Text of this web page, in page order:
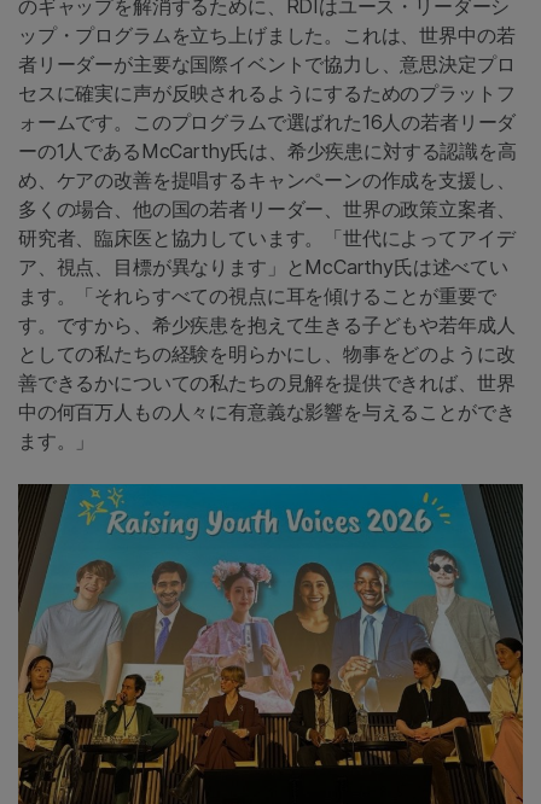
のギャップを解消するために、RDIはユース・リーダーシ
ップ・プログラムを立ち上げました。これは、世界中の若
者リーダーが主要な国際イベントで協力し、意思決定プロ
セスに確実に声が反映されるようにするためのプラットフ
ォームです。このプログラムで選ばれた16人の若者リーダ
ーの1人であるMcCarthy氏は、希少疾患に対する認識を高
め、ケアの改善を提唱するキャンペーンの作成を支援し、
多くの場合、他の国の若者リーダー、世界の政策立案者、
研究者、臨床医と協力しています。「世代によってアイデ
ア、視点、目標が異なります」とMcCarthy氏は述べてい
ます。「それらすべての視点に耳を傾けることが重要で
す。ですから、希少疾患を抱えて生きる子どもや若年成人
としての私たちの経験を明らかにし、物事をどのように改
善できるかについての私たちの見解を提供できれば、世界
中の何百万人もの人々に有意義な影響を与えることができ
ます。」